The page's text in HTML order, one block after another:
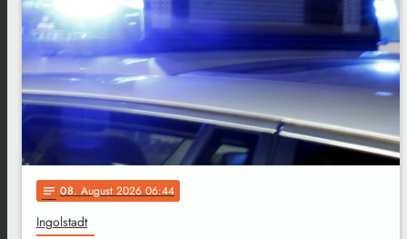
notes 08. August 2026 06:44
Ingolstadt